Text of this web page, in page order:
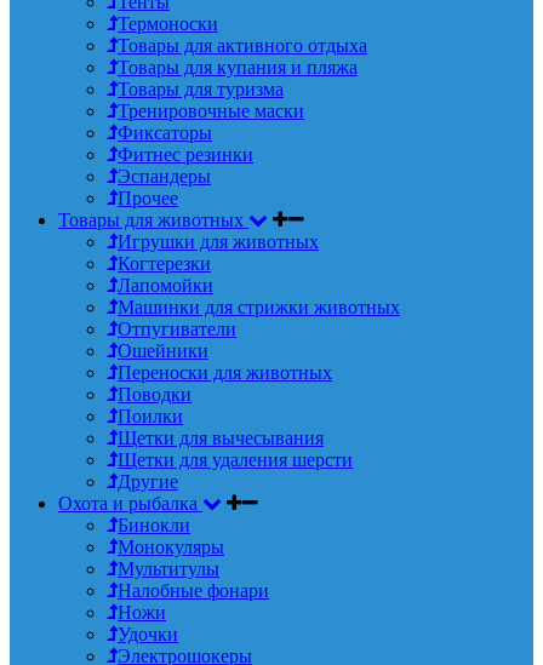
Термоноски
Товары для активного отдыха
Товары для купания и пляжа
Товары для туризма
Тренировочные маски
Фиксаторы
Фитнес резинки
Эспандеры
Прочее
Товары для животных
Игрушки для животных
Когтерезки
Лапомойки
Машинки для стрижки животных
Отпугиватели
Ошейники
Переноски для животных
Поводки
Поилки
Щетки для вычесывания
Щетки для удаления шерсти
Другие
Охота и рыбалка
Бинокли
Монокуляры
Мультитулы
Налобные фонари
Ножи
Удочки
Электрошокеры